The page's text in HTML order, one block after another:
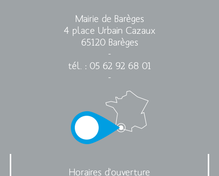
Mairie de Barèges
4 place Urbain Cazaux
65120 Barèges
-
tél. : 05 62 92 68 01
-
Horaires d'ouverture